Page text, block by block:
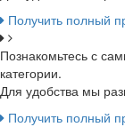
Получить полный
Познакомьтесь с
категории.
Для удобства мы
Получить полный